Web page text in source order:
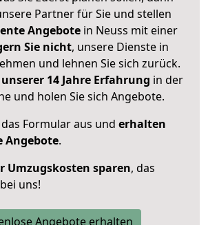
Partner für Sie und stellen
Angebote in Neuss mit einer
Sie nicht, unsere Dienste in
und lehnen Sie sich zurück.
14 Jahre Erfahrung in der
und holen Sie sich Angebote.
Formular aus und erhalten
Angebote.
Umzugskosten sparen, das
uns!
Angebote erhalten